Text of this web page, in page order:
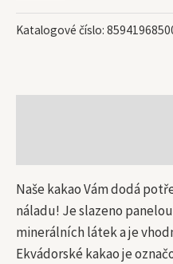
Katalogové číslo:
Naše kakao Vám dodá
náladu! Je slazeno
minerálních látek a je
Ekvádorské kakao je